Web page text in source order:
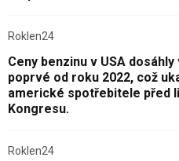
Roklen24
Ceny benzinu v USA
poprvé od roku 2022, což
americké spotřebitele před
Kongresu.
Roklen24